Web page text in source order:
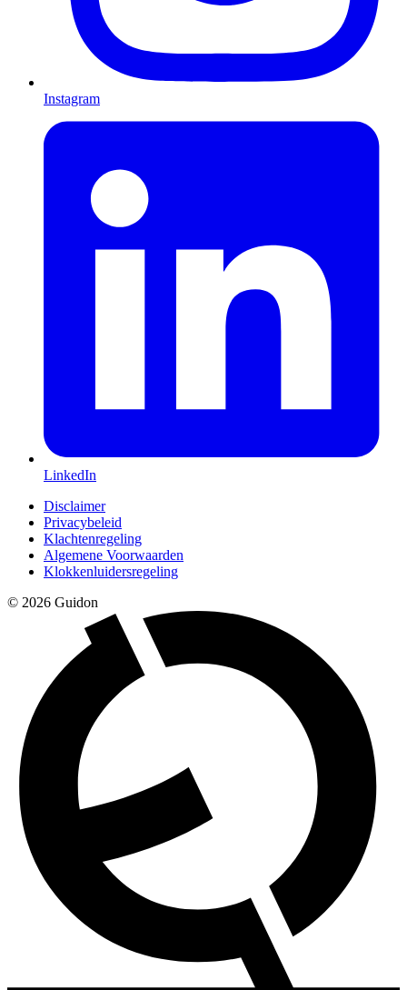
Instagram
LinkedIn
Disclaimer
Privacybeleid
Klachtenregeling
Algemene Voorwaarden
Klokkenluidersregeling
© 2026 Guidon